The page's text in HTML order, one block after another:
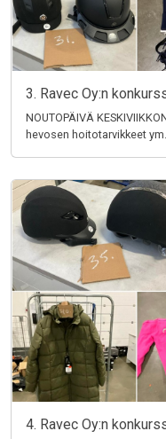
3. Ravec Oy:n
NOUTOPÄIVÄ
hevosen hoitotarvikkeet ym.
4. Ravec Oy:n